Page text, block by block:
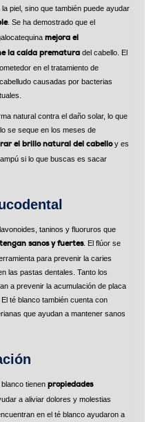
piel, sino que también puede ayudar
. Se ha demostrado que el
mejora el
la caída prematura del cabello. El
en el tratamiento de
causadas por bacterias
natural contra el daño solar, lo que
se seque en los meses de
el brillo natural del cabelloy es
si lo que buscas es sacar
taninos y fluoruros que
sanos y fuertes. El flúor se
para prevenir la caries
las pastas dentales. Tanto los
a prevenir la acumulación de placa
té blanco también cuenta con
que ayudan a mantener sanos
tienen propiedades
a aliviar dolores y molestias
en el té blanco ayudaron a